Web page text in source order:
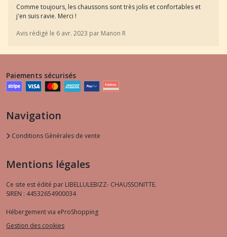
Comme toujours, les chaussons sont très jolis et confortables et
j'en suis ravie. Merci !
Avis rédigé le 6 avr. 2023 par Manon R
Paiements sécurisés
Navigation
Conditions Générales de vente
Mentions légales
Ce site est édité par LIBELLULEBIZZ- CHAUSSONITTE.
SIREN : 44532654900034
Hébergement via eProShopping
Gestion des cookies